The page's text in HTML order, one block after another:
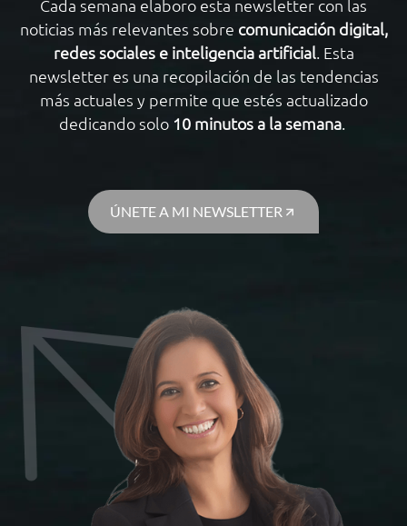
Cada semana elaboro esta newsletter con las
noticias más relevantes sobre comunicación digital,
redes sociales e inteligencia artificial. Esta
newsletter es una recopilación de las tendencias
más actuales y permite que estés actualizado
dedicando solo 10 minutos a la semana.
ÚNETE A MI NEWSLETTER